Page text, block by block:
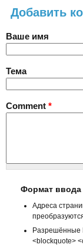
Добавить
Ваше имя
Тема
Comment *
Формат ввода
Адреса
Разрешённые
<blockquote>